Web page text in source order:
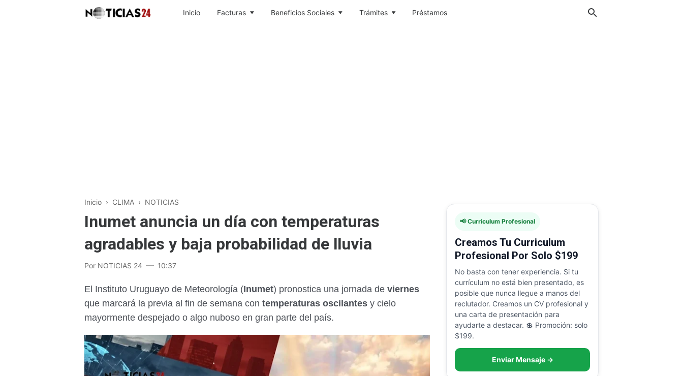
Inicio Facturas Beneficios Sociales Trámites Préstamos
Inicio › CLIMA › NOTICIAS
Inumet anuncia un día con temperaturas
agradables y baja probabilidad de lluvia
Por NOTICIAS 24 10:37
El Instituto Uruguayo de Meteorología (Inumet) pronostica una jornada de viernes
que marcará la previa al fin de semana con temperaturas oscilantes y cielo
mayormente despejado o algo nuboso en gran parte del país.
📢 Curriculum Profesional
Creamos Tu Curriculum
Profesional Por Solo $199
No basta con tener experiencia. Si tu
currículum no está bien presentado, es
posible que nunca llegue a manos del
reclutador. Creamos un CV profesional y
una carta de presentación para
ayudarte a destacar. 💲 Promoción: solo
$199.
Enviar Mensaje →